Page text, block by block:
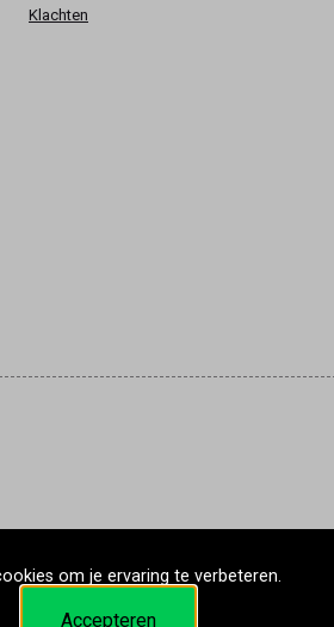
Klachten
om je ervaring te verbeteren.
Accepteren